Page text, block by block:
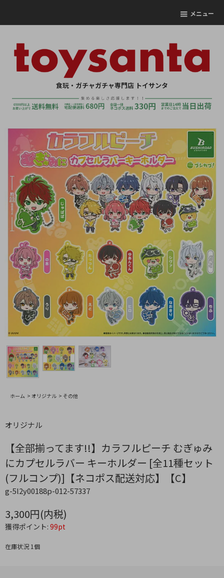
メニュー
食玩・ガチャガチャ専門店 トイサンタ
ホーム > オリジナル > その他
オリジナル
【全部揃ってます!!】カラフルピーチ むぎゅみ
にカプセルラバー キーホルダー [全11種セット
(フルコンプ)]【ネコポス配送対応】【C】
g-5l2y00188p-012-57337
3,300円(内税)
獲得ポイント: 99pt
在庫状況 1個